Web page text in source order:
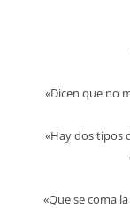
«Dicen que no
«Hay dos tipos
«Que se coma